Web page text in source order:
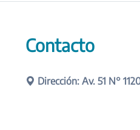
Contacto
Dirección: Av. 51 N°